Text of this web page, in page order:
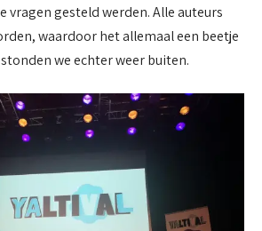
vragen gesteld werden. Alle auteurs
waardoor het allemaal een beetje
we echter weer buiten.